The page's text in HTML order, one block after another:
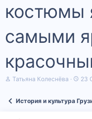
костюмы
самыми
А
Татьяна Колеснёва
Д
а
23
История и культура